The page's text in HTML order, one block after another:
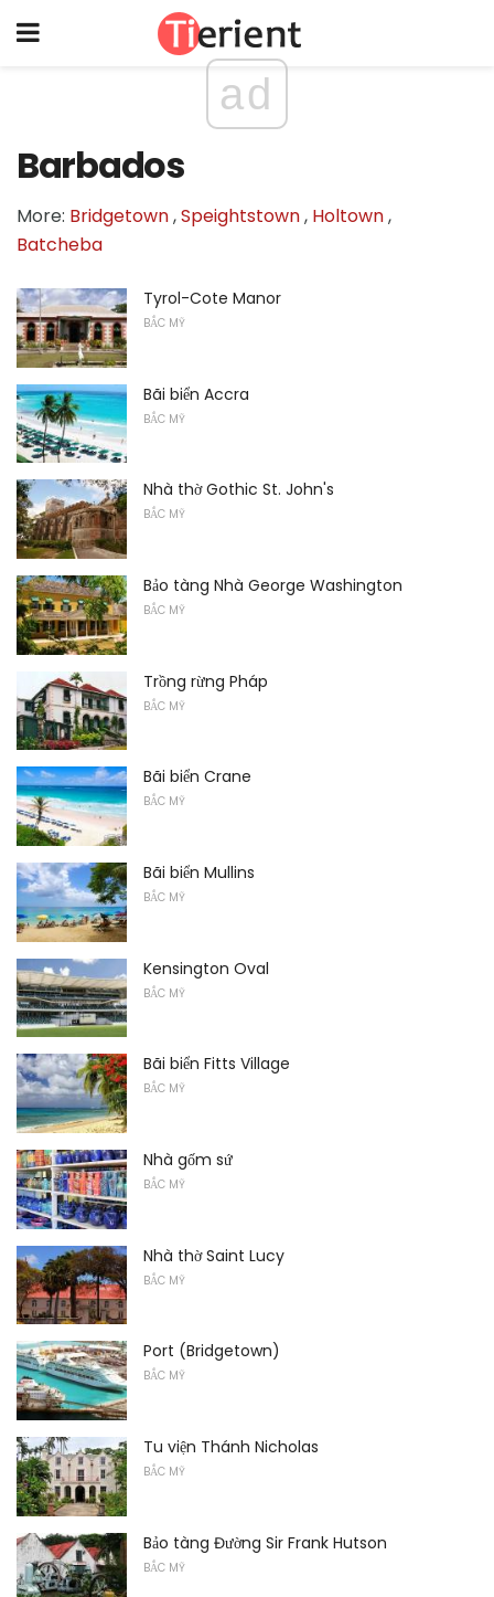
ad
Barbados
More: Bridgetown,Speightstown, Holtown,
Batcheba
Tyrol-Cote Manor
BẮC MỸ
Bãi biển Accra
BẮC MỸ
Nhà thờ Gothic St. John's
BẮC MỸ
Bảo tàng Nhà George Washington
BẮC MỸ
Trồng rừng Pháp
BẮC MỸ
Bãi biển Crane
BẮC MỸ
Bãi biển Mullins
BẮC MỸ
Kensington Oval
BẮC MỸ
Bãi biển Fitts Village
BẮC MỸ
Nhà gốm sứ
BẮC MỸ
Nhà thờ Saint Lucy
BẮC MỸ
Port (Bridgetown)
BẮC MỸ
Tu viện Thánh Nicholas
BẮC MỸ
Bảo tàng Đường Sir Frank Hutson
BẮC MỸ